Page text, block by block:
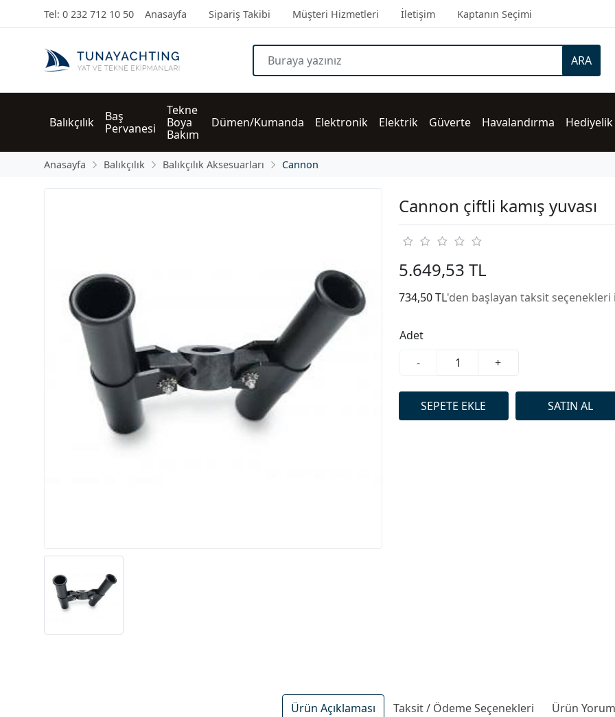
Tel: 0 232 712 10 50 Anasayfa Sipariş Takibi Müşteri Hizmetleri İletişim Kaptanın Seçimi
ARA
Balıkçılık
Baş
Pervanesi
Tekne
Boya
Bakım
Dümen/Kumanda Elektronik Elektrik Güverte Havalandırma Hediyelik
Anasayfa Balıkçılık Balıkçılık Aksesuarları Cannon
Cannon çiftli kamış yuvası
5.649,53 TL
734,50 TL'den başlayan taksit
Adet
-
+
Ürün Açıklaması Taksit / Ödeme Seçenekleri Ürün